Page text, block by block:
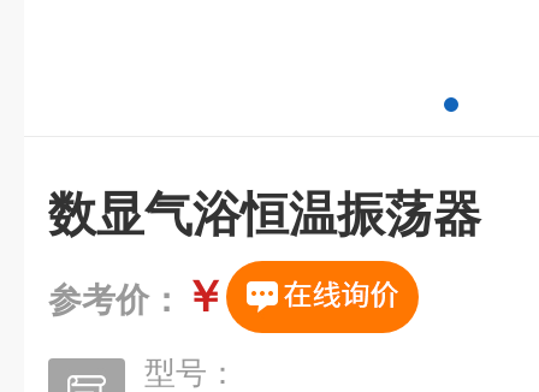
数显气浴恒温振荡器
参考价： ￥
型号：